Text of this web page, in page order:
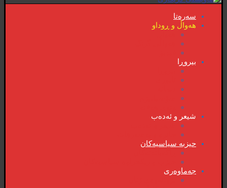
سەرەتا
هەواڵ و ڕوداو
بیروڕا
شیعر و ئەدەب
حیزبە سیاسیەکان
جەماوەری